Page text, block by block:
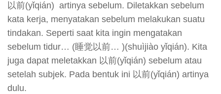
以前(yǐqián) artinya sebelum. Diletakkan sebelum
kata kerja, menyatakan sebelum melakukan suatu
tindakan. Seperti saat kita ingin mengatakan
sebelum tidur… (睡觉以前… )(shuìjiào yǐqián). Kita
juga dapat meletakkan 以前(yǐqián) sebelum atau
setelah subjek. Pada bentuk ini 以前(yǐqián) artinya
dulu.